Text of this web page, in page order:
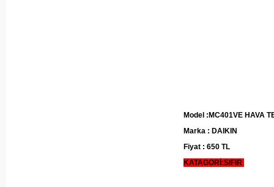
Model :MC401VE HAVA
Marka : DAIKIN
Fiyat : 650 TL
KATAGORİ:SIFIR